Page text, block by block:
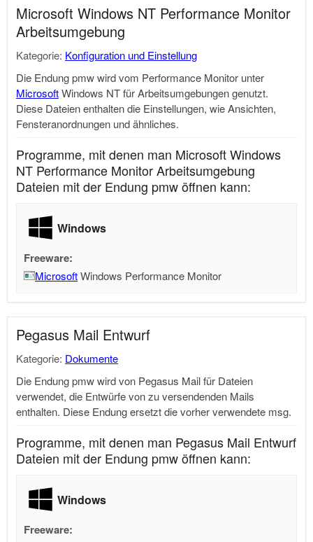
Microsoft Windows NT Performance Monitor
Arbeitsumgebung
Kategorie: Konfiguration und Einstellung
Die Endung pmw wird vom Performance Monitor unter
MicrosoftWindows NT für Arbeitsumgebungen genutzt.
Diese Dateien enthalten die Einstellungen, wie Ansichten,
Fensteranordnungen und ähnliches.
Programme, mit denen man Microsoft Windows
NT Performance Monitor Arbeitsumgebung
Dateien mit der Endung pmw öffnen kann:
Windows
Freeware:
MicrosoftWindows Performance Monitor
Pegasus Mail Entwurf
Kategorie: Dokumente
Die Endung pmw wird von Pegasus Mail für Dateien
verwendet, die Entwürfe von zu versendenden Mails
enthalten. Diese Endung ersetzt die vorher verwendete msg.
Programme, mit denen man Pegasus Mail Entwurf
Dateien mit der Endung pmw öffnen kann:
Windows
Freeware: